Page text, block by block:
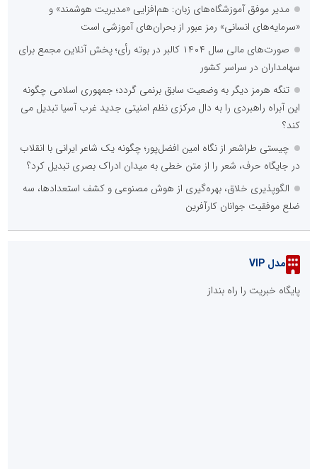
مدیر موفق آموزشگاه‌های زبان: هم‌افزایی «مدیریت هوشمند» و
«سرمایه‌های انسانی» رمز عبور از بحران‌های آموزشی است
صورت‌های مالی سال ۱۴۰۴ کالبر در بوته رأی؛ پخش آنلاین مجمع برای
سهامداران در سراسر کشور
تنگه هرمز دیگر به وضعیت سابق برنمی گردد؛ جمهوری اسلامی چگونه
این آبراه راهبردی را به دال مرکزی نظم امنیتی جدید غرب آسیا تبدیل می
کند؟
چیستی طراشعر از نگاه امین افضل‌پور؛ چگونه یک شاعر ایرانی با انقلاب
در جایگاه حرف، شعر را از متن خطی به میدان ادراک بصری تبدیل کرد؟
الگوپذیری خلاق، بهره‌گیری از هوش مصنوعی و کشف استعدادها، سه
ضلع موفقیت جوانان کارآفرین
مدل VIP
پایگاه خبریت را راه بنداز